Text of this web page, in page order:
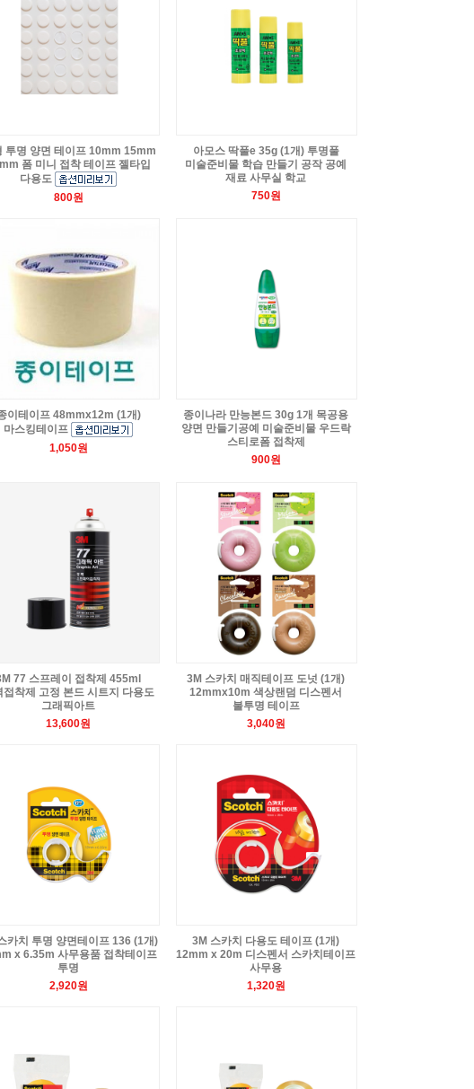
투명 양면 테이프 10mm 15mm
폼 미니 접착 테이프 젤타입
다용도
800원
아모스 딱풀e 35g (1개) 투명풀
미술준비물 학습 만들기 공작 공예
재료 사무실 학교
750원
이테이프 48mmx12m (1개)
마스킹테이프
1,050원
종이나라 만능본드 30g 1개 목공용
양면 만들기공예 미술준비물 우드락
스티로폼 접착제
900원
77 스프레이 접착제 455ml
접착제 고정 본드 시트지 다용도
그래픽아트
13,600원
3M 스카치 매직테이프 도넛 (1개)
12mmx10m 색상랜덤 디스펜서
불투명 테이프
3,040원
카치 투명 양면테이프 136 (1개)
x 6.35m 사무용품 접착테이프
투명
2,920원
3M 스카치 다용도 테이프 (1개)
12mm x 20m 디스펜서 스카치테이프
사무용
1,320원